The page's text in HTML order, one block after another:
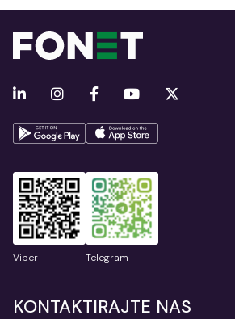
Viber Telegram
KONTAKTIRAJTE NAS